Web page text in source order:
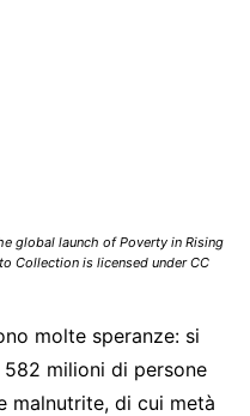
global launch of Poverty in Rising
Collection is licensed under CC
molte speranze: si
milioni di persone
malnutrite, di cui metà